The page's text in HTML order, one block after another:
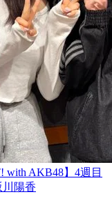
with AKB48】4週目
川陽香